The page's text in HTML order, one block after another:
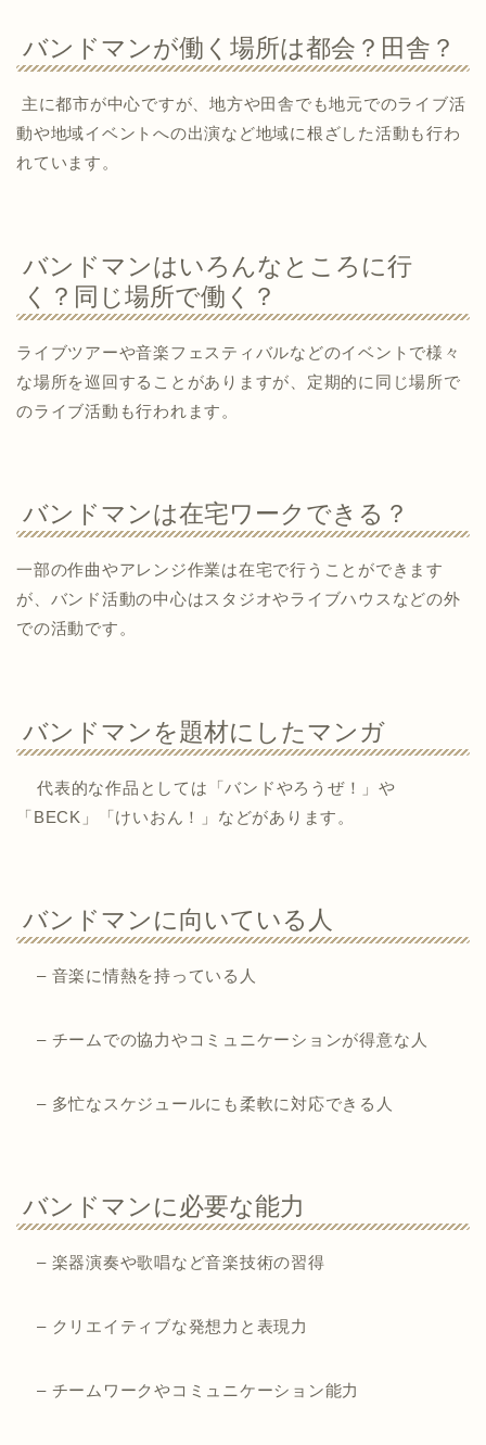
バンドマンが働く場所は都会？田舎？
主に都市が中心ですが、地方や田舎でも地元でのライブ活
動や地域イベントへの出演など地域に根ざした活動も行わ
れています。
バンドマンはいろんなところに行
く？同じ場所で働く？
ライブツアーや音楽フェスティバルなどのイベントで様々
な場所を巡回することがありますが、定期的に同じ場所で
のライブ活動も行われます。
バンドマンは在宅ワークできる？
一部の作曲やアレンジ作業は在宅で行うことができます
が、バンド活動の中心はスタジオやライブハウスなどの外
での活動です。
バンドマンを題材にしたマンガ
代表的な作品としては「バンドやろうぜ！」や
「BECK」「けいおん！」などがあります。
バンドマンに向いている人
– 音楽に情熱を持っている人
– チームでの協力やコミュニケーションが得意な人
– 多忙なスケジュールにも柔軟に対応できる人
バンドマンに必要な能力
– 楽器演奏や歌唱など音楽技術の習得
– クリエイティブな発想力と表現力
– チームワークやコミュニケーション能力